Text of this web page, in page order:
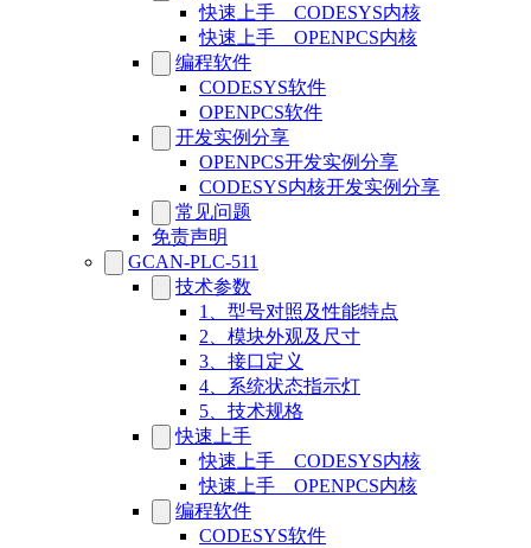
快速上手__CODESYS内核
快速上手__OPENPCS内核
编程软件
CODESYS软件
OPENPCS软件
开发实例分享
OPENPCS开发实例分享
CODESYS内核开发实例分享
常见问题
免责声明
GCAN-PLC-511
技术参数
1、型号对照及性能特点
2、模块外观及尺寸
3、接口定义
4、系统状态指示灯
5、技术规格
快速上手
快速上手__CODESYS内核
快速上手__OPENPCS内核
编程软件
CODESYS软件